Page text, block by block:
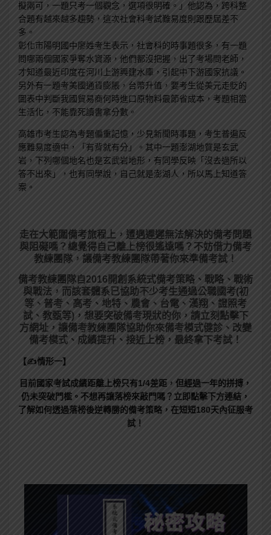
擬兩可，一題只考一個觀念，選項很明確。」他認為，跨科整
合題有越來越多趨勢，這次社會科考試難易度則跟歷屆差不
多。
彰化市陽明國中廖姓考生表示，社會科的時事題很多，有一題
問哪兩個國家爭奪水資源，他們都沒把握，出了考場問老師，
才知道最近印度在河川上游興建水庫，引起中下游國家抗議。
另外有一題考美國通貨膨脹，台幣升值，要考生從美元走貶的
圖表中判斷我國貿易商何時進口原物料最節省成本，考題相當
生活化，不能靠死讀書拿分數。
高雄市考生認為考題偏重記憶，少見新聞時事題，考生普遍反
應難易度適中，「有背就有分」。其中一題澎湖地質是玄武
岩，下列哪個地名也是玄武岩地形，有同學反映「沒去過所以
答不出來」，也有同學說，自己就是澎湖人，所以馬上知道答
案。
走在大範圍備考旅程上， 遭遇遲遲無法解決的備考問題
與阻礙嗎？總覺得自己離上榜很遙遠嗎？不妨借力備考
教練團隊，讓備考教練團隊帶著你來準備考試！
備考教練團隊自2016開創系統式備考策略、戰略、戰術
與戰法，而該套體系已協助不少考生通過公職國考(初
等、普考、高考、地特、農會、台電、漢翔、證照考
試、教甄等)，想要突破備考現狀的你，請立刻點擊下
方網址，讓備考教練團隊協助你來備考模式健診、改變
備考模式、成績提升、接近上榜，最終拿下考試！
【✍情形一】
目前國家考試成績距離上榜只有1/4差距，但經過一年的拼搏，
仍未突破門檻。不想再讓落榜來敲門嗎？立即點擊下方連結，
了解如何透過落榜後逆轉勝的備考策略，在短短180天內征服考
試！